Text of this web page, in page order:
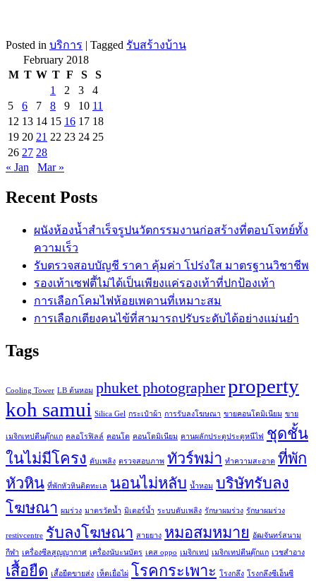
Posted in บริการ Tagged รับสร้างบ้าน
February 2018
M T W T F S
S
1
2 3
4
5
6 7 8 9 10 11
12 13 14 15 16 17 18
19 20 21 22 23 24 25
26 27 28
« Jan
Mar »
Recent Posts
ผนังห้องน้ำสำเร็จรูปนวัตกรรมงานก่อสร้างที่ตอบโจทย์ทั้ง
ความเร็ว
รับตรวจสอบบัญชี ราคา คุ้มค่า โปร่งใส มาตรฐานวิชาชีพ
รองเท้าเซฟตี้ไม่ได้เป็นเพียงแค่รองเท้าที่ปกป้องเท้า
การเลือกโคมไฟห้อยเพดานที่เหมาะสม
การเลือกเตียงคนไข้ที่สามารถปรับระดับได้อย่างแม่นยำ
Tags
Cooling Tower LB ต้นหอม phuket photographerproperty
koh samui Silica Gel กระเป๋าผ้า การรับลงโฆษณา ขายคอนโดมิเนียม ขาย
เมจิกเทปตีนตุ๊กแก คลอโรฟิลล์ คอนโด คอนโดมิเนียม คานผลักประตูประตูหนีไฟ
ชุดชั้น
ในไม่มีโครง ดับเพลิง ตรวจสอบภาพ ทัวร์พม่า ทำความสะอาด ที่พัก
หัวหิน ที่พักหัวหินติดทะเล นอนไม่หลับ น้ำหอม บริษัทรับลง
โฆษณา ผมร่วง มาตรวัดน้ำ มิเตอร์น้ำ ระบบดับเพลิง รักษาผมร่วง รักษาผมร่วง
restivcentre รับลงโฆษณา สายยาง หมอสมหมาย อัฒจันทร์สนาม
กีฬา เครื่องซีลสูญญากาศ เครื่องนับะนบัตร เคส oppo เมจิกเทป เมจิกเทปตีนตุ๊กแก เวชสำอาง
เสื้อยืด เสื้อยืดขายส่ง เห็ดเยื่อไผ่ โรคกระเพาะ โรงกลึง โรงกลึงซีเอ็นซี